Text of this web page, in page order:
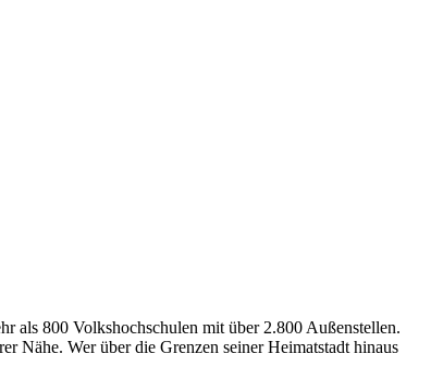
als 800 Volkshochschulen mit über 2.800 Außenstellen.
Nähe. Wer über die Grenzen seiner Heimatstadt hinaus